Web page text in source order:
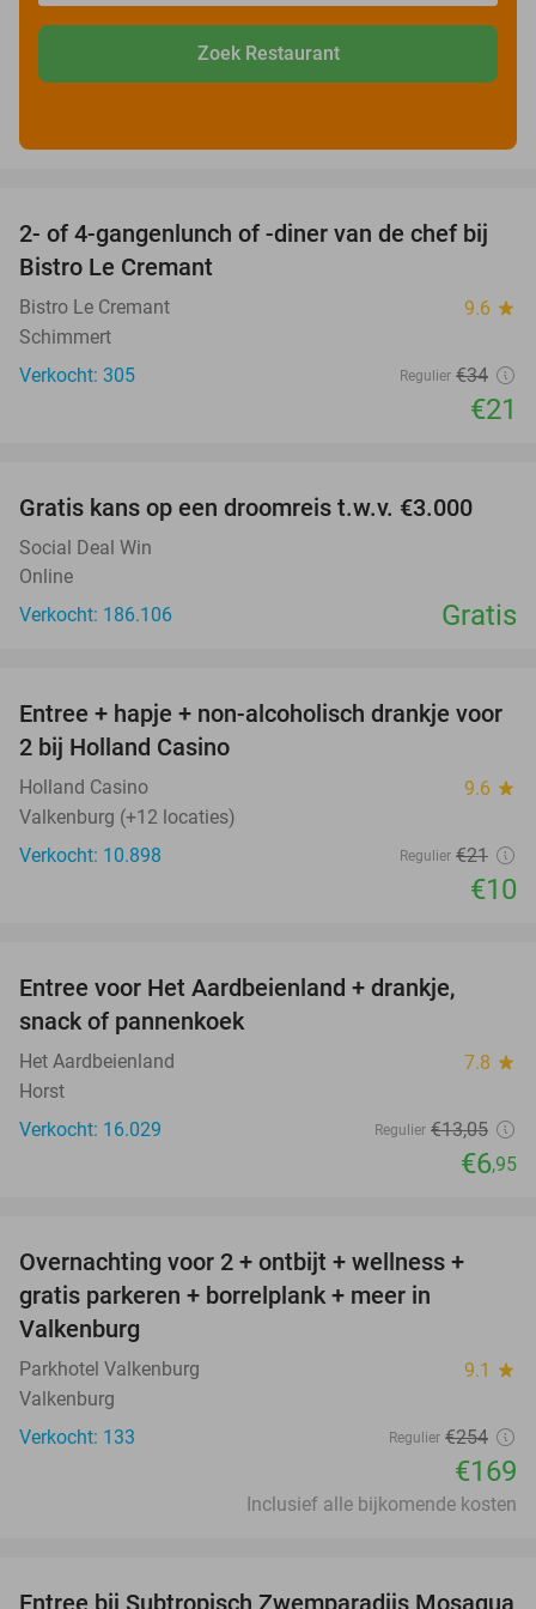
Zoek Restaurant
38%
2- of 4-gangenlunch of -diner van de chef bij
Bistro Le Cremant
Bistro Le Cremant 9.6 star
Schimmert
Verkocht: 305
Regulier €34
€21
Gratis kans op een droomreis t.w.v. €3.000
Social Deal Win
Online
Verkocht: 186.106
Gratis
52%
Entree + hapje + non-alcoholisch drankje voor
2 bij Holland Casino
Holland Casino 9.6 star
Valkenburg (+12 locaties)
Verkocht: 10.898
Regulier €21
€10
Entree voor Het Aardbeienland + drankje,
snack of pannenkoek
Het Aardbeienland 7.8 star
Horst
Verkocht: 16.029
Regulier €13,05
€6,95
33%
Overnachting voor 2 + ontbijt + wellness +
gratis parkeren + borrelplank + meer in
Valkenburg
Parkhotel Valkenburg 9.1 star
Valkenburg
Verkocht: 133
Regulier €254
€169
Inclusief alle bijkomende kosten